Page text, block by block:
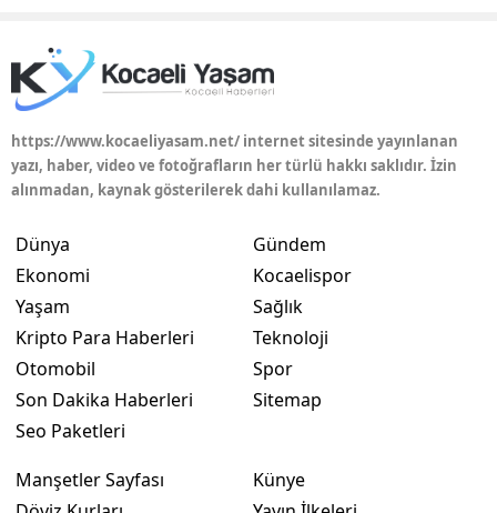
https://www.kocaeliyasam.net/ internet sitesinde yayınlanan
yazı, haber, video ve fotoğrafların her türlü hakkı saklıdır. İzin
alınmadan, kaynak gösterilerek dahi kullanılamaz.
Dünya
Ekonomi
Yaşam
Kripto Para Haberleri
Otomobil
Son Dakika Haberleri
Seo Paketleri
Gündem
Kocaelispor
Sağlık
Teknoloji
Spor
Sitemap
Manşetler Sayfası
Künye